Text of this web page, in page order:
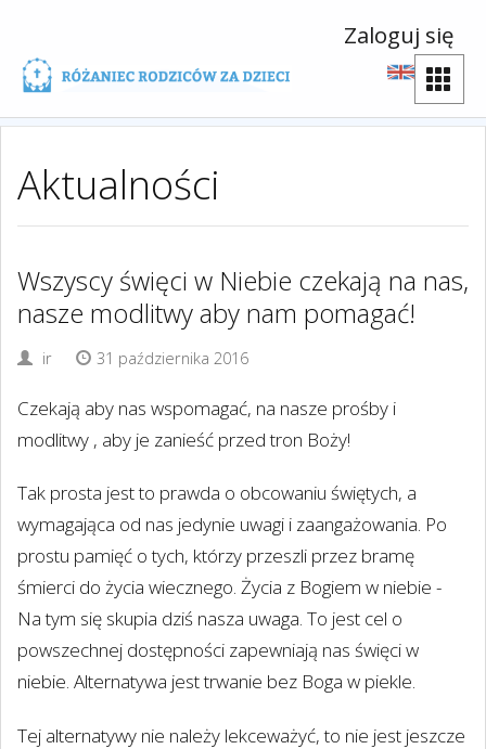
Zaloguj się
Aktualności
Wszyscy święci w Niebie czekają na nas,
nasze modlitwy aby nam pomagać!
ir 31 października 2016
Czekają aby nas wspomagać, na nasze prośby i
modlitwy , aby je zanieść przed tron Boży!
Tak prosta jest to prawda o obcowaniu świętych, a
wymagająca od nas jedynie uwagi i zaangażowania. Po
prostu pamięć o tych, którzy przeszli przez bramę
śmierci do życia wiecznego. Życia z Bogiem w niebie -
Na tym się skupia dziś nasza uwaga. To jest cel o
powszechnej dostępności zapewniają nas święci w
niebie. Alternatywa jest trwanie bez Boga w piekle.
Tej alternatywy nie należy lekceważyć, to nie jest jeszcze